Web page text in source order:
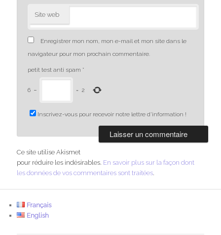
Site web
Enregistrer mon nom, mon e-mail et mon site dans le
navigateur pour mon prochain commentaire.
petit test anti spam *
6 − = 2
Inscrivez-vous pour recevoir notre lettre d'information !
Ce site utilise Akismet
pour réduire les indésirables. En savoir plus sur la façon dont
les données de vos commentaires sont traitées.
Français
English